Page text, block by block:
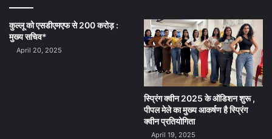
कुल्लू को एसडीएमएफ से 200 करोड़ :
मुख्य सचिव*
April 20, 2025
स्प्रिंग क्वीन 2025 के ऑडिशन शुरू ,
पीपल मेले का मुख्य आकर्षण है स्प्रिंग
क्वीन प्रतियोगिता
April 19, 2025